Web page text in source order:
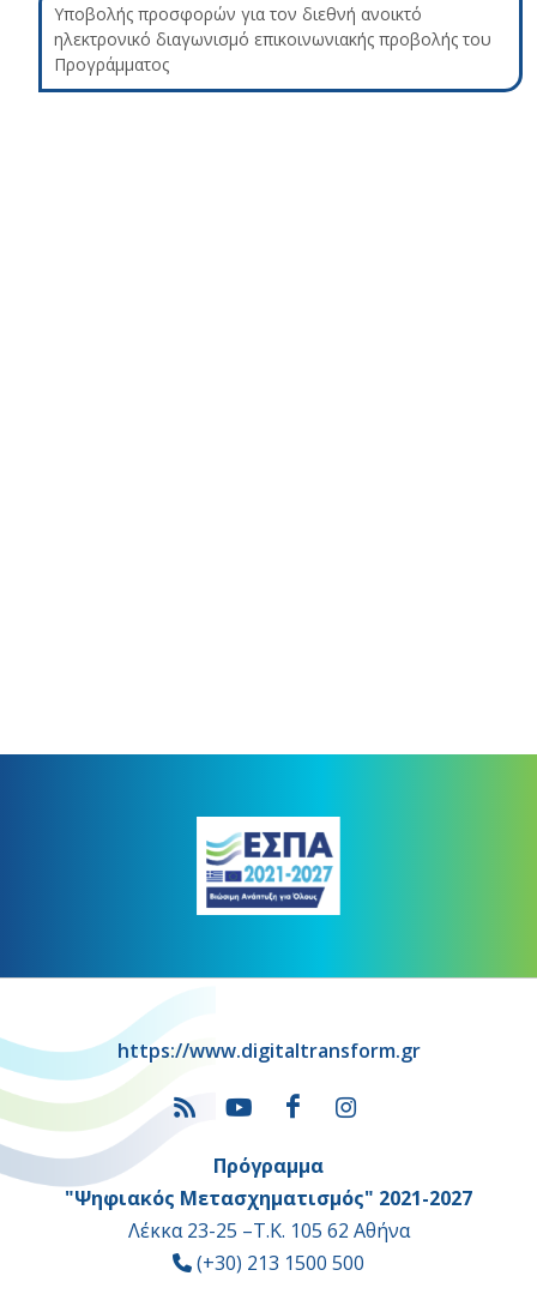
Υποβολής προσφορών για τον διεθνή ανοικτό
ηλεκτρονικό διαγωνισμό επικοινωνιακής προβολής του
Προγράμματος
https://www.digitaltransform.gr
Πρόγραμμα
"Ψηφιακός Μετασχηματισμός" 2021-2027
Λέκκα 23-25 –Τ.Κ. 105 62 Αθήνα
(+30) 213 1500 500